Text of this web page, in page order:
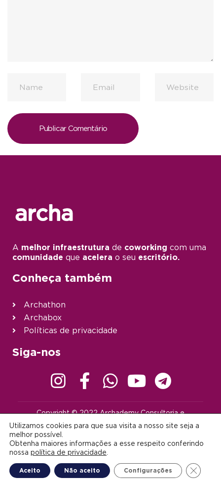
A melhor infraestrutura de coworking com uma
comunidade que acelera o seu escritório.
Conheça também
Archathon
Archabox
Políticas de privacidade
Siga-nos
Copyright © 2022 Archademy Consultoria e
reservados |contato@archademy.com.br |
Desenvolvido por:
Utilizamos cookies para que sua visita a nosso site seja a
melhor possível.
Obtenha maiores informações a esse respeito conferindo
nossa política de privacidade
Aceito Não aceito Configurações Close